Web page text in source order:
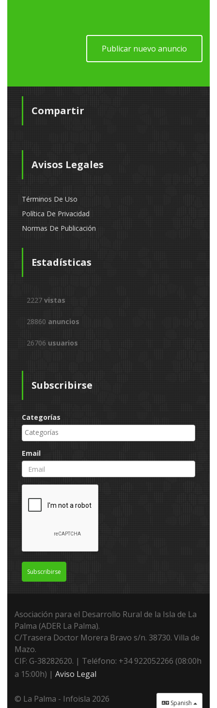
Publicar nuevo anuncio
Compartir
Avisos Legales
Términos De Uso
Política De Privacidad
Normas De Publicación
Estadísticas
2227 vistas
28860 anuncios
26706 usuarios
Subscribirse
Categorías
Email
Subscribirse
Asociación para el Desarrollo Rural de la Isla de La
Palma (ADER La Palma).
C/Trasera Doctor Morera Bravo s/n. 38730. Villa de
Mazo.
CIF: G-38282620. | Teléfono: +34 922052266 (08:00h
a 15:00h) | Aviso Legal
Spanish
© La Palma - Infoisla 2026